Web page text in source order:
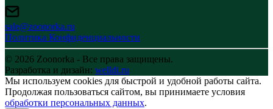
sale@zoonorka.ru
Политика Конфиденциальности
© 2026 Zoonorka - Все права защищены.
Разработка и дизайн: welldi.ru
Мы используем cookies для быстрой и удобной работы сайта.
Продолжая пользоваться сайтом, вы принимаете условия
обработки персональных данных.